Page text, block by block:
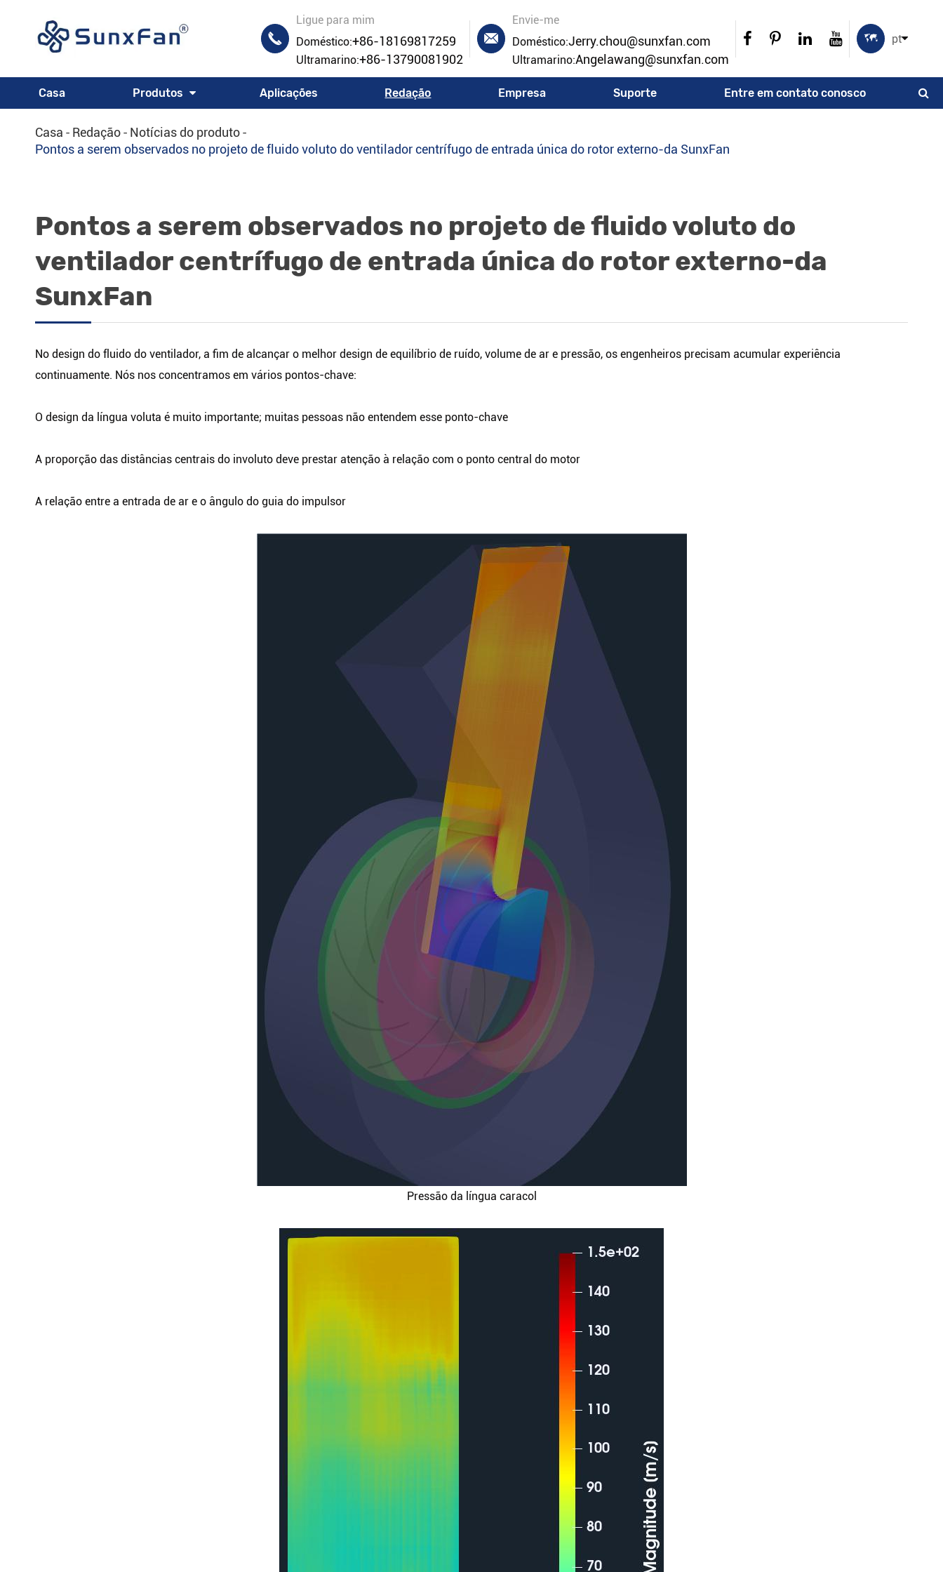

Ligue para mim
Doméstico:+86-18169817259
Ultramarino:+86-13790081902

Envie-me
Doméstico:Jerry.chou@sunxfan.com
Ultramarino:Angelawang@sunxfan.com
 pt
Casa Produtos Aplicações Redação Empresa Suporte Entre em contato conosco
Casa Redação
Notícias do produto
Pontos a serem observados no projeto de fluido voluto do ventilador centrífugo de entrada única do rotor externo-da SunxFan
Pontos a serem observados no projeto de fluido voluto do
ventilador centrífugo de entrada única do rotor externo-da
SunxFan
No design do fluido do ventilador, a fim de alcançar o melhor design de equilíbrio de ruído, volume de ar e pressão, os engenheiros precisam acumular experiência
continuamente. Nós nos concentramos em vários pontos-chave:
O design da língua voluta é muito importante; muitas pessoas não entendem esse ponto-chave
A proporção das distâncias centrais do involuto deve prestar atenção à relação com o ponto central do motor
A relação entre a entrada de ar e o ângulo do guia do impulsor
Pressão da língua caracol